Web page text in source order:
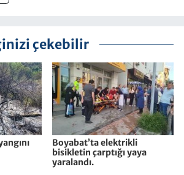
çekebilir
Boyabat’ta elektrikli
bisikletin çarptığı yaya
yaralandı.